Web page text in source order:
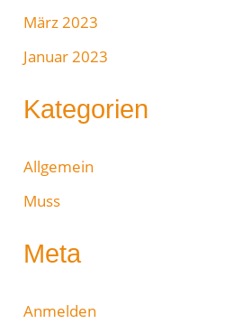
März 2023
Januar 2023
Kategorien
Allgemein
Muss
Meta
Anmelden